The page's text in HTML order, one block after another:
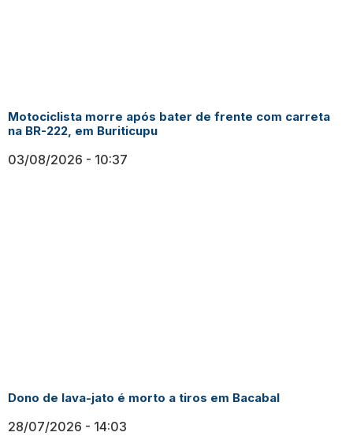
Motociclista morre após bater de frente com carreta
na BR-222, em Buriticupu
03/08/2026 10:37
Dono de lava-jato é morto a tiros em Bacabal
28/07/2026 14:03